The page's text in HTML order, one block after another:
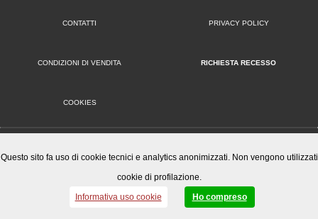
CONTATTI PRIVACY POLICY
CONDIZIONI DI VENDITA RICHIESTA RECESSO
COOKIES
Mister Wizard S.r.l.
© 2014-15 Mister Wizard, tutti i diritti riservati. Logo Mister Wizard e altri marchi e loghi utilizzati in
questo sito sono di proprietà o concessi in licenza a Mister Wizard. reg. imp. C.F. e P.IVA
01077280475 | capitale sociale € 78.000 i.v.
Questo sito fa uso di cookie tecnici e analytics anonimizzati. Non vengono utilizzati
cookie di profilazione.
Informativa uso cookie
Ho compreso